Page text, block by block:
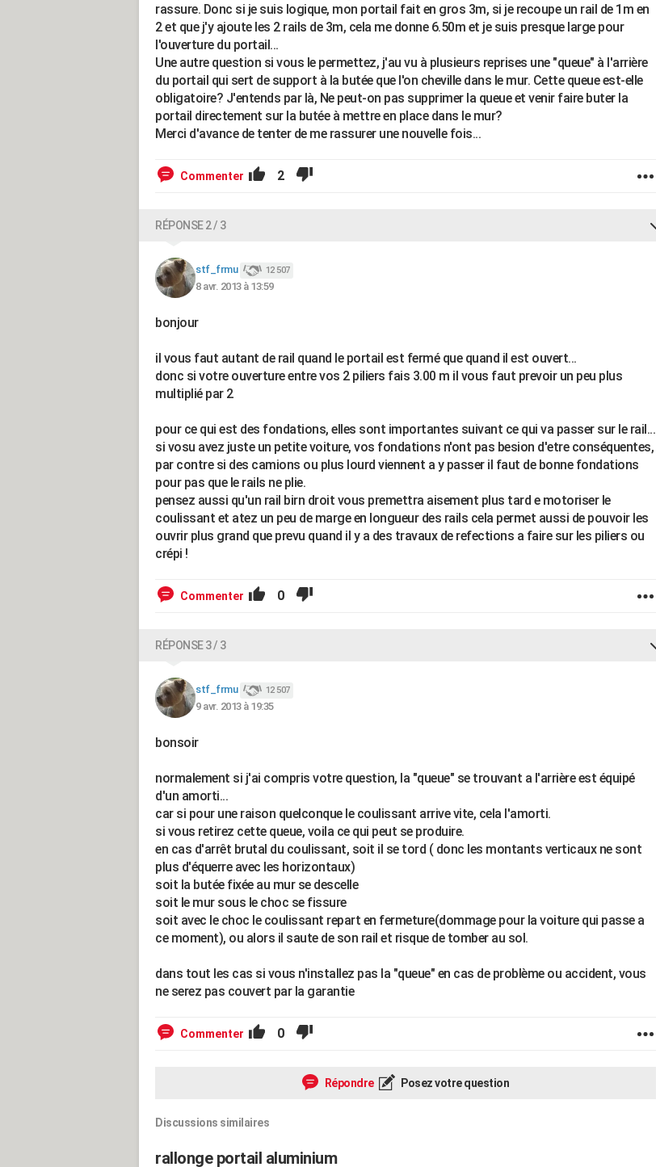
rassure. Donc si je suis logique, mon portail fait en gros 3m, si je recoupe un rail de 1m en
2 et que j'y ajoute les 2 rails de 3m, cela me donne 6.50m et je suis presque large pour
l'ouverture du portail...
Une autre question si vous le permettez, j'au vu à plusieurs reprises une "queue" à l'arrière
du portail qui sert de support à la butée que l'on cheville dans le mur. Cette queue est-elle
obligatoire? J'entends par là, Ne peut-on pas supprimer la queue et venir faire buter la
portail directement sur la butée à mettre en place dans le mur?
Merci d'avance de tenter de me rassurer une nouvelle fois...
Commenter 2
RÉPONSE 2 / 3
stf_frmu 12 507
8 avr. 2013 à 13:59
bonjour
il vous faut autant de rail quand le portail est fermé que quand il est ouvert...
donc si votre ouverture entre vos 2 piliers fais 3.00 m il vous faut prevoir un peu plus
multiplié par 2
pour ce qui est des fondations, elles sont importantes suivant ce qui va passer sur le rail...
si vosu avez juste un petite voiture, vos fondations n'ont pas besion d'etre conséquentes,
par contre si des camions ou plus lourd viennent a y passer il faut de bonne fondations
pour pas que le rails ne plie.
pensez aussi qu'un rail birn droit vous premettra aisement plus tard e motoriser le
coulissant et atez un peu de marge en longueur des rails cela permet aussi de pouvoir les
ouvrir plus grand que prevu quand il y a des travaux de refections a faire sur les piliers ou
crépi !
Commenter 0
RÉPONSE 3 / 3
stf_frmu 12 507
9 avr. 2013 à 19:35
bonsoir
normalement si j'ai compris votre question, la "queue" se trouvant a l'arrière est équipé
d'un amorti...
car si pour une raison quelconque le coulissant arrive vite, cela l'amorti.
si vous retirez cette queue, voila ce qui peut se produire.
en cas d'arrêt brutal du coulissant, soit il se tord ( donc les montants verticaux ne sont
plus d'équerre avec les horizontaux)
soit la butée fixée au mur se descelle
soit le mur sous le choc se fissure
soit avec le choc le coulissant repart en fermeture(dommage pour la voiture qui passe a
ce moment), ou alors il saute de son rail et risque de tomber au sol.
dans tout les cas si vous n'installez pas la "queue" en cas de problème ou accident, vous
ne serez pas couvert par la garantie
Commenter 0
Répondre Posez votre question
Discussions similaires
rallonge portail aluminium